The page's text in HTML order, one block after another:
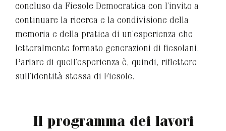
concluso da Fiesole Democratica con l’invito a
continuare la ricerca e la condivisione della
memoria e della pratica di un’esperienza che
letteralmente formato generazioni di fiesolani.
Parlare di quell’esperienza è, quindi, riflettere
sull’identità stessa di Fiesole.
Il programma dei lavori